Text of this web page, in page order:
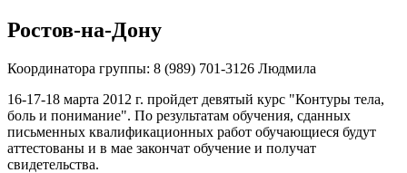
Ростов-на-Дону
Координатора группы: 8 (989) 701-3126 Людмила
16-17-18 марта 2012 г. пройдет девятый курс "Контуры тела,
боль и понимание". По результатам обучения, сданных
письменных квалификационных работ обучающиеся будут
аттестованы и в мае закончат обучение и получат
свидетельства.